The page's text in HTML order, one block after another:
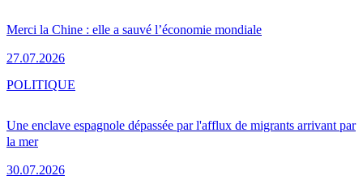
Merci la Chine : elle a sauvé l’économie mondiale
27.07.2026
Une enclave espagnole dépassée par l'afflux de migrants arrivant par
la mer
30.07.2026
POLITIQUE